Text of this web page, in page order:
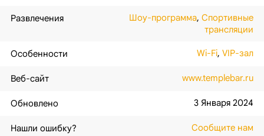
Развлечения Шоу-программа,Спортивные
трансляции
Особенности Wi-Fi,VIP-зал
Веб-сайт www.templebar.ru
Обновлено 3 Января 2024
Нашли ошибку? Сообщите нам